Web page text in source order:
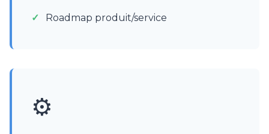
Roadmap produit/service
⚙️